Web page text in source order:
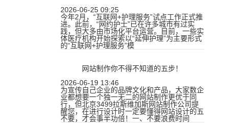
2026-06-25 09:25
今年2月，“互联网+护理服务”试点工作正式推
进。此前，“网约护士”已在许多城市有过实
践，但大多由市场化平台运营。目前，一些实
体医疗机构开始探索以“延伸护理”为主要形式
的“互联网+护理服务”模
网站制作你不得不知道的五步！
2026-06-19 13:46
为宣传自己企业的品牌文化和产品，大家数企
业都想要一个独一无二的网站制作更优于同
行，但北京3499拉斯维加斯网站制作公司提
醒您，在进行设计时一定要懂得网站设计的五
不要，才会事半功倍！一、不要浪费时间